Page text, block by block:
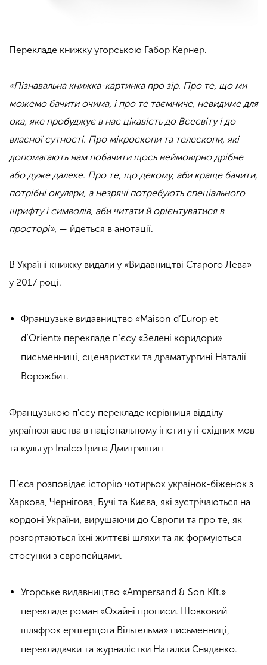
Перекладе книжку угорською Габор Кернер.
«Пізнавальна книжка-картинка про зір. Про те, що ми
можемо бачити очима, і про те таємниче, невидиме для
ока, яке пробуджує в нас цікавість до Всесвіту і до
власної сутності. Про мікроскопи та телескопи, які
допомагають нам побачити щось неймовірно дрібне
або дуже далеке. Про те, що декому, аби краще бачити,
потрібні окуляри, а незрячі потребують спеціального
шрифту і символів, аби читати й орієнтуватися в
просторі», — йдеться в анотації.
В Україні книжку видали у «Видавництві Старого Лева»
у 2017 році.
Французьке видавництво «Maison d’Europ et
d’Orient» перекладе пʼєсу «Зелені коридори»
письменниці, сценаристки та драматургині Наталії
Ворожбит.
Французькою пʼєсу перекладе керівниця відділу
українознавства в національному інституті східних мов
та культур Inalco Ірина Дмитришин
П’єса розповідає історію чотирьох українок-біженок з
Харкова, Чернігова, Бучі та Києва, які зустрічаються на
кордоні України, вирушаючи до Європи та про те, як
розгортаються їхні життєві шляхи та як формуються
стосунки з європейцями.
Угорське видавництво «Ampersand & Son Kft.»
перекладе роман «Охайні прописи. Шовковий
шляфрок ерцгерцога Вільгельма» письменниці,
перекладачки та журналістки Наталки Сняданко.